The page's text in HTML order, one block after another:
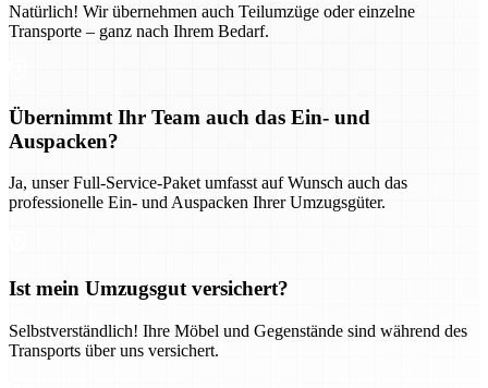
Natürlich! Wir übernehmen auch Teilumzüge oder einzelne
Transporte – ganz nach Ihrem Bedarf.
Übernimmt Ihr Team auch das Ein- und
Auspacken?
Ja, unser Full-Service-Paket umfasst auf Wunsch auch das
professionelle Ein- und Auspacken Ihrer Umzugsgüter.
Ist mein Umzugsgut versichert?
Selbstverständlich! Ihre Möbel und Gegenstände sind während des
Transports über uns versichert.